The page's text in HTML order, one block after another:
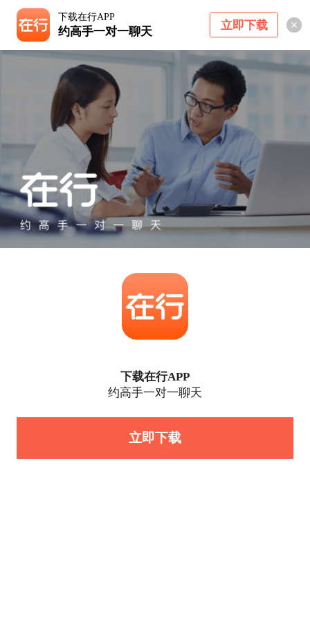
下载在行APP
约高手一对一聊天 立即下载
下载在行APP
约高手一对一聊天
立即下载